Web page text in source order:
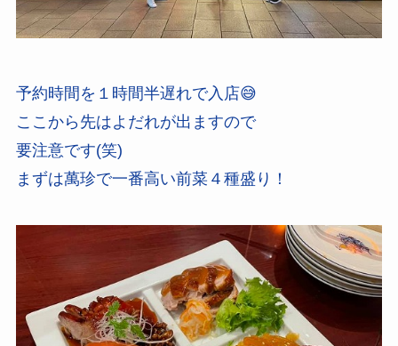
予約時間を１時間半遅れで入店😅
ここから先はよだれが出ますので
要注意です(笑)
まずは萬珍で一番高い前菜４種盛り！